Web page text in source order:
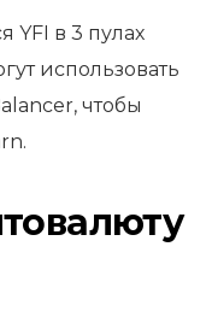
YFI в 3 пулах
использовать
чтобы